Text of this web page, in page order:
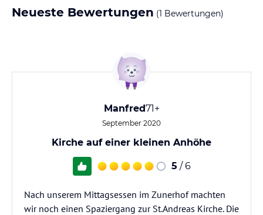
Neueste Bewertungen (1 Bewertungen)
Manfred71+
September 2020
Kirche auf einer kleinen Anhöhe
5 / 6
Nach unserem Mittagsessen im Zunerhof machten
wir noch einen Spaziergang zur St.Andreas Kirche. Die